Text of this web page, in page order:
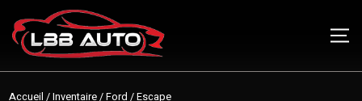
Accueil /Inventaire/Ford /Escape